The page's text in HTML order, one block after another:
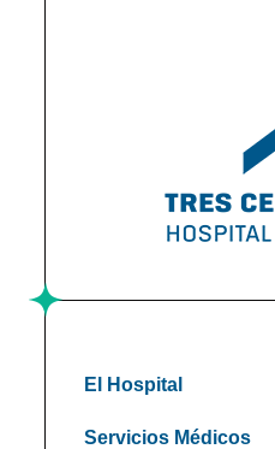
El Hospital
Servicios Médicos